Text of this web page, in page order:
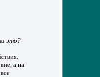
это?
а на